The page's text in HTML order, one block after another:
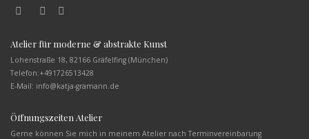
Atelier für moderne & abstrakte Kunst
Lohenstraße 18, 82166 Gräfelfing (München)
Telefon:+491726513428
E-Mail: info@katja-gramann.de
Öffnungszeiten Atelier
Gerne können Sie mich in meinem Atelier nach Terminvereinbarung